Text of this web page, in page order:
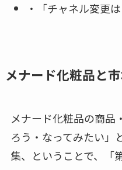
・「チャネル変更
メナード化粧品と
メナード化粧品の商品
ろう・なってみたい」
集、ということで、「